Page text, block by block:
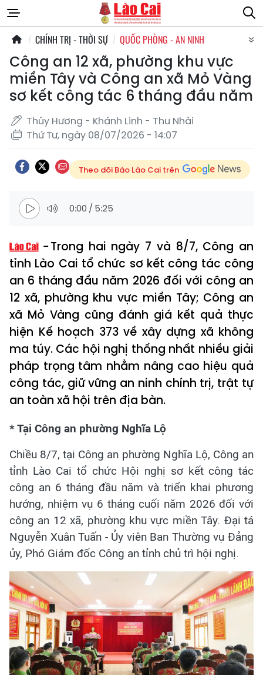
CHÍNH TRỊ - THỜI SỰ QUỐC PHÒNG - AN NINH
Công an 12 xã, phường khu vực
miền Tây và Công an xã Mỏ Vàng
sơ kết công tác 6 tháng đầu năm
Thùy Hương - Khánh Linh - Thu Nhài
Thứ Tư, ngày 08/07/2026 - 14:07
Theo dõi Báo Lào Cai trên
0:00 / 5:25
Trong hai ngày 7 và 8/7, Công an
tỉnh Lào Cai tổ chức sơ kết công tác công
an 6 tháng đầu năm 2026 đối với công an
12 xã, phường khu vực miền Tây; Công an
xã Mỏ Vàng cũng đánh giá kết quả thực
hiện Kế hoạch 373 về xây dựng xã không
ma túy. Các hội nghị thống nhất nhiều giải
pháp trọng tâm nhằm nâng cao hiệu quả
công tác, giữ vững an ninh chính trị, trật tự
an toàn xã hội trên địa bàn.
* Tại Công an phường Nghĩa Lộ
Chiều 8/7, tại Công an phường Nghĩa Lộ, Công an
tỉnh Lào Cai tổ chức Hội nghị sơ kết công tác
công an 6 tháng đầu năm và triển khai phương
hướng, nhiệm vụ 6 tháng cuối năm 2026 đối với
công an 12 xã, phường khu vực miền Tây. Đại tá
Nguyễn Xuân Tuấn - Ủy viên Ban Thường vụ Đảng
ủy, Phó Giám đốc Công an tỉnh chủ trì hội nghị.